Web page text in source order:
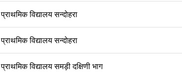
प्राथमिक विद्यालय सन्दोहरा
प्राथमिक विद्यालय सन्दोहरा
प्राथमिक विद्यालय समड़ी दक्षिणी भाग